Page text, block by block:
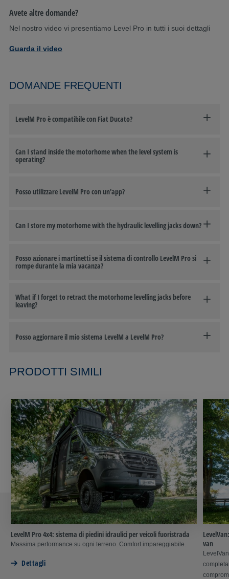
Avete altre domande?
Nel nostro video vi presentiamo Level Pro in tutti i suoi dettagli
Guarda il video
DOMANDE FREQUENTI
LevelM Pro è compatibile con Fiat Ducato?
Can I stand inside the motorhome when the level system is
operating?
Posso utilizzare LevelM Pro con un'app?
Can I store my motorhome with the hydraulic levelling jacks down?
Posso azionare i martinetti se il sistema di controllo LevelM Pro si
rompe durante la mia vacanza?
What if I forget to retract the motorhome levelling jacks before
leaving?
Posso aggiornare il mio sistema LevelM a LevelM Pro?
PRODOTTI SIMILI
LevelM Pro 4x4: sistema di piedini idraulici per veicoli fuoristrada
Massima performance su ogni terreno. Comfort impareggiabile.
Dettagli
van